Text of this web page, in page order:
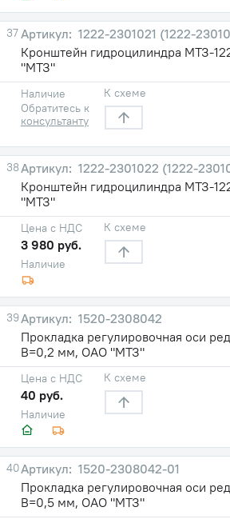
37
1222-2301021 (1222-
Кронштейн гидроцилиндра МТЗ-
"МТЗ"
Наличие
Обратитесь к
консультанту
К схеме
38
1222-2301022 (1222-
Кронштейн гидроцилиндра МТЗ-
"МТЗ"
Наличие
Цена с НДС
3 980 руб.
К схеме
39
1520-2308042
Прокладка регулировочная оси
В=0,2 мм, ОАО "МТЗ"
Наличие
Цена с НДС
40 руб.
К схеме
40
1520-2308042-01
Прокладка регулировочная оси
В=0,5 мм, ОАО "МТЗ"